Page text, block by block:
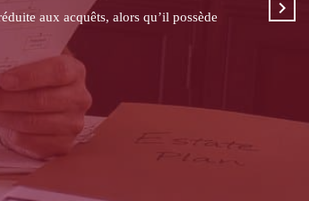
bénéficiaire, l’historique des primes